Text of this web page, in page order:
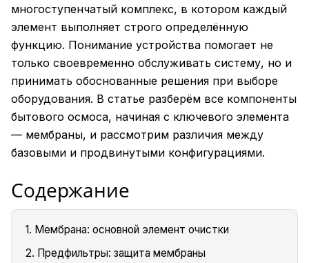
многоступенчатый комплекс, в котором каждый
элемент выполняет строго определённую
функцию. Понимание устройства помогает не
только своевременно обслуживать систему, но и
принимать обоснованные решения при выборе
оборудования. В статье разберём все компоненты
бытового осмоса, начиная с ключевого элемента
— мембраны, и рассмотрим различия между
базовыми и продвинутыми конфигурациями.
Содержание
1. Мембрана: основной элемент очистки
2. Предфильтры: защита мембраны